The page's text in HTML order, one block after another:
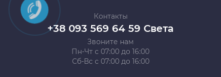
Контакты
+38 093 569 64 59 Света
Звоните нам
Пн-Чт с 07:00 до 16:00
Сб-Вс с 07:00 до 16:00